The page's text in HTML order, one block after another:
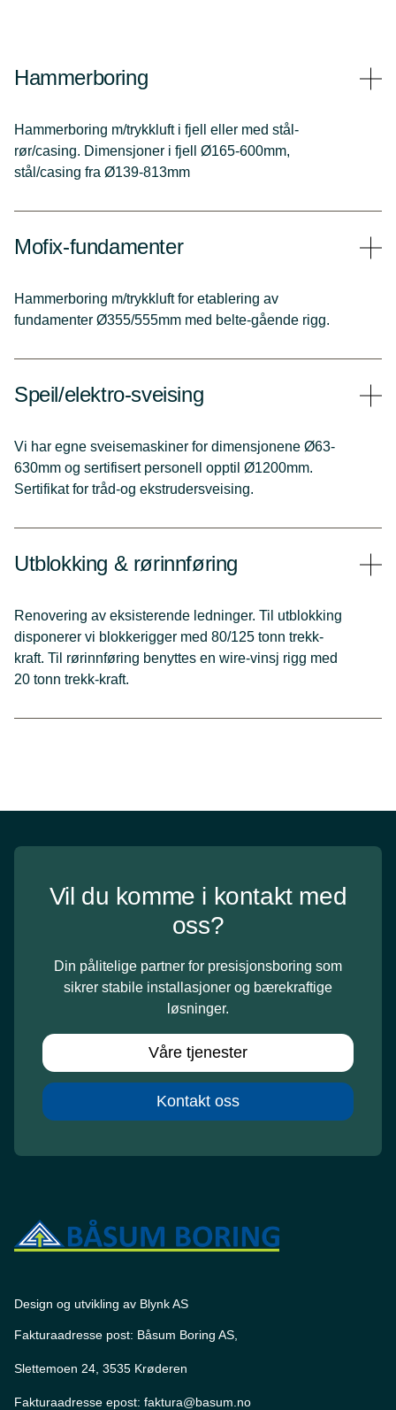
Hammerboring
Hammerboring m/trykkluft i fjell eller med stål-
rør/casing. Dimensjoner i fjell Ø165-600mm,
stål/casing fra Ø139-813mm
Mofix-fundamenter
Hammerboring m/trykkluft for etablering av
fundamenter Ø355/555mm med belte-gående rigg.
Speil/elektro-sveising
Vi har egne sveisemaskiner for dimensjonene Ø63-
630mm og sertifisert personell opptil Ø1200mm.
Sertifikat for tråd-og ekstrudersveising.
Utblokking & rørinnføring
Renovering av eksisterende ledninger. Til utblokking
disponerer vi blokkerigger med 80/125 tonn trekk-
kraft. Til rørinnføring benyttes en wire-vinsj rigg med
20 tonn trekk-kraft.
Vil du komme i kontakt med
oss?
Din pålitelige partner for presisjonsboring som
sikrer stabile installasjoner og bærekraftige
løsninger.
Våre tjenester
Kontakt oss
Design og utvikling av Blynk AS
Fakturaadresse post: Båsum Boring AS,
Slettemoen 24, 3535 Krøderen
Fakturaadresse epost: faktura@basum.no